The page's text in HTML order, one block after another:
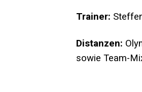
Trainer:
Distanzen:
sowie Team-